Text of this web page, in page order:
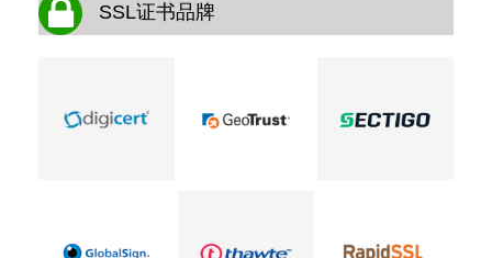
SSL证书品牌